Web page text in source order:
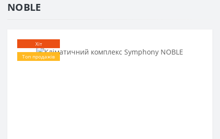
NOBLE
Хіт
Топ продажів